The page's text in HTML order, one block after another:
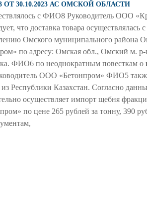
ОТ 30.10.2023 АС ОМСКОЙ ОБЛАСТИ
с ФИО8 Руководитель ООО
что доставка товара осуществлялась
Омского муниципального района
по адресу: Омская обл., Омский м. р-
ФИО6 по неоднократным повесткам о
ООО «Бетонпром» ФИО5
Республики Казахстан. Согласно
осуществляет импорт щебня
по цене 265 рублей за тонну, 390